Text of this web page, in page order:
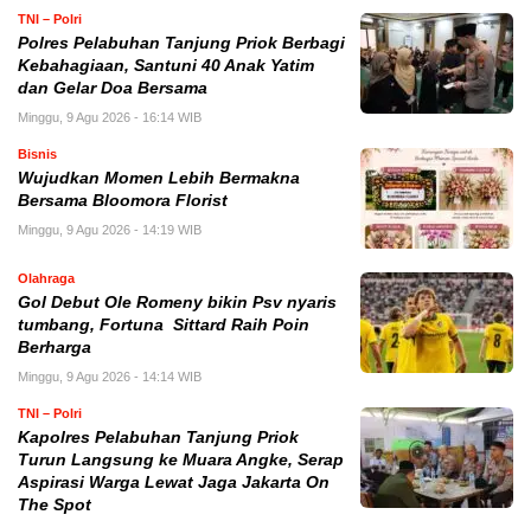
TNI – Polri
Polres Pelabuhan Tanjung Priok Berbagi
Kebahagiaan, Santuni 40 Anak Yatim
dan Gelar Doa Bersama
Minggu, 9 Agu 2026 - 16:14 WIB
Bisnis
Wujudkan Momen Lebih Bermakna
Bersama Bloomora Florist
Minggu, 9 Agu 2026 - 14:19 WIB
Olahraga
Gol Debut Ole Romeny bikin Psv nyaris
tumbang, Fortuna Sittard Raih Poin
Berharga
Minggu, 9 Agu 2026 - 14:14 WIB
TNI – Polri
Kapolres Pelabuhan Tanjung Priok
Turun Langsung ke Muara Angke, Serap
Aspirasi Warga Lewat Jaga Jakarta On
The Spot